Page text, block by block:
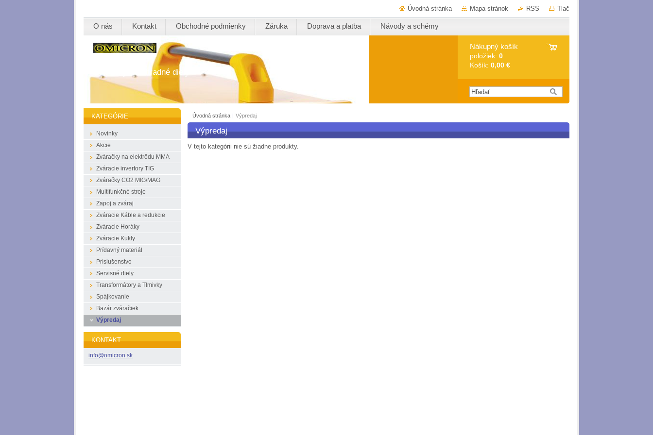
Úvodná stránka Mapa stránok RSS Tlač
O nás Kontakt Obchodné podmienky Záruka Doprava a platba Návody a schémy
Zváračky a náhradné diely
Nákupný košík
položiek: 0
Košík: 0,00 €
Úvodná stránka | Výpredaj
Výpredaj
V tejto kategórii nie sú žiadne produkty.
KATEGÓRIE
Novinky
Akcie
Zváračky na elektrôdu MMA
Zváracie invertory TIG
Zváračky CO2 MIG/MAG
Multifunkčné stroje
Zapoj a zváraj
Zváracie Káble a redukcie
Zváracie Horáky
Zváracie Kukly
Prídavný materiál
Príslušenstvo
Servisné diely
Transformátory a Tlmivky
Spájkovanie
Bazár zváračiek
Výpredaj
KONTAKT
info@omicron.sk